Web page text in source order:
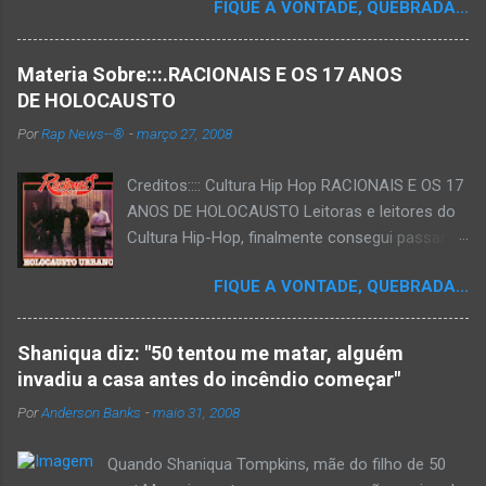
á
i
o
FIQUE A VONTADE, QUEBRADA...
Materia Sobre:::.RACIONAIS E OS 17 ANOS
DE HOLOCAUSTO
PorRap News--® -março 27, 2008
Creditos:::: Cultura Hip Hop RACIONAIS E OS 17
ANOS DE HOLOCAUSTO Leitoras e leitores do
Cultura Hip-Hop, finalmente consegui passar
que há muito tempo vinha maturando: uma
espécie de "ensaio-tributo" ao disco mais
importante do rap brasileiro, que completará 17
anos agora em 2008. Falo de "Holocausto
Urbano", do grupo paulistano Racionais MC's.
Como de costume, uma pequena digressão. É
que o brasileiro não tem memória. Fala-se
FIQUE A VONTADE, QUEBRADA...
Shaniqua diz: "50 tentou me matar, alguém
invadiu a casa antes do incêndio começar"
PorAnderson Banks -maio 31, 2008
Quando Shaniqua Tompkins, mãe do filho de 50